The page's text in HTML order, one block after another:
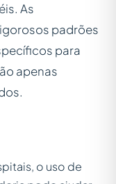
As
padrões
para
apenas
o uso de